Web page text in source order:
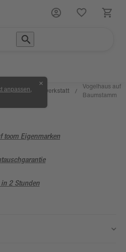
anpassen
✕
/ Kreativwerkstatt /
Vogelhaus auf
Baumstamm
toom Eigenmarken
2 Stunden